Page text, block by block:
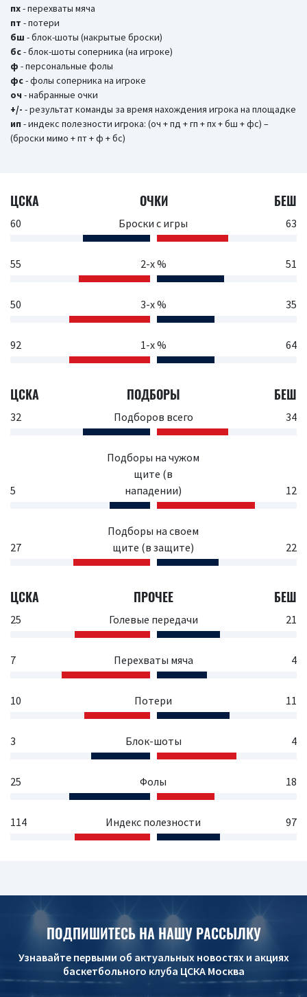
пх- перехваты мяча
пт - потери
бш - блок-шоты (накрытые броски)
бc- блок-шоты соперника (на игроке)
ф - персональные фолы
фс- фолы соперника на игроке
оч - набранные очки
+/- - результат команды за время нахождения игрока на площадке
ип - индекс полезности игрока: (оч + пд + гп + пх + бш + фс) –
(броски мимо + пт + ф + бс)
ЦСКА ОЧКИ БЕШ
60 Броски с игры 63
55 2-х % 51
50 3-х % 35
92 1-х % 64
ЦСКА ПОДБОРЫ БЕШ
32 Подборов всего 34
5
Подборы на чужом
щите (в
нападении)
12
27
Подборы на своем
щите (в защите)
22
ЦСКА ПРОЧЕЕ БЕШ
25 Голевые передачи 21
7 Перехваты мяча 4
10 Потери 11
3 Блок-шоты 4
25 Фолы 18
114 Индекс полезности 97
ПОДПИШИТЕСЬ НА НАШУ РАССЫЛКУ
Узнавайте первыми об актуальных новостях и акциях
баскетбольного клуба ЦСКА Москва